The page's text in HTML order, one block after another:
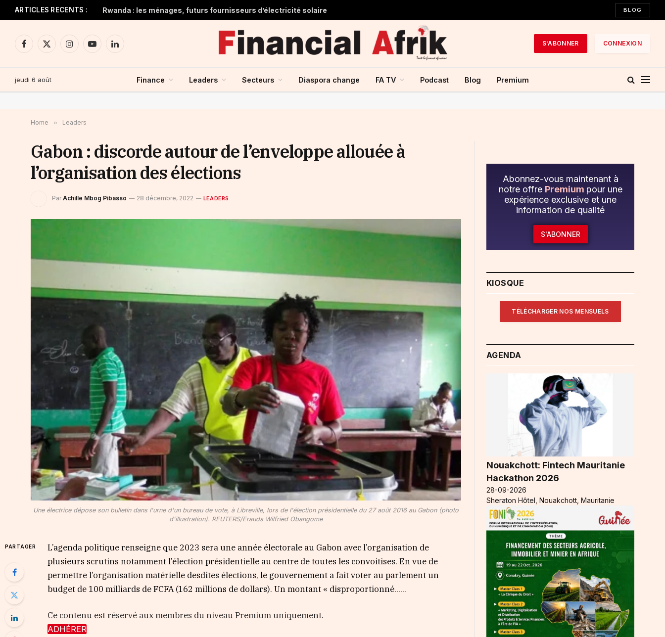
ARTICLES RECENTS : Rwanda : les ménages, futurs fournisseurs d’électricité solaire BLOG
Facebook
X
InstagramYouTubeLinkedIn
S'ABONNER CONNEXION
jeudi 6 août Finance Leaders Secteurs Diaspora change FA TV Podcast Blog Premium
Home » Leaders
Gabon : discorde autour de l’enveloppe allouée à
l’organisation des élections
Par Achille Mbog Pibasso 28 décembre, 2022 LEADERS
Une électrice dépose son bulletin dans l'urne d'un bureau de vote, à Libreville, lors de l'élection présidentielle du 27 août 2016 au Gabon (photo
d'illustration). REUTERS/Erauds Wilfried Obangome
PARTAGER
L’agenda politique renseigne que 2023 sera une année électorale au Gabon avec l’organisation de
plusieurs scrutins notamment l’élection présidentielle au centre de toutes les convoitises. En vue de
permettre l’organisation matérielle desdites élections, le gouvernement a fait voter au parlement un
budget de 100 milliards de FCFA (162 millions de dollars). Un montant « disproportionné…...
Ce contenu est réservé aux membres du niveau Premium uniquement.
ADHÉRER
Abonnez-vous maintenant à
notre offre Premium pour une
expérience exclusive et une
information de qualité
S'ABONNER
KIOSQUE
TÉLÉCHARGER NOS MENSUELS
AGENDA
Nouakchott: Fintech Mauritanie
Hackathon 2026
28-09-2026
Sheraton Hôtel, Nouakchott, Mauritanie